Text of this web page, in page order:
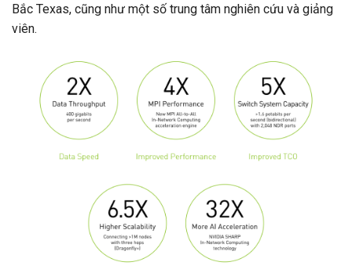
Bắc Texas, cũng như một số trung tâm nghiên cứu và giảng
viên.